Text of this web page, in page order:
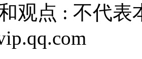
观点 : 不代表